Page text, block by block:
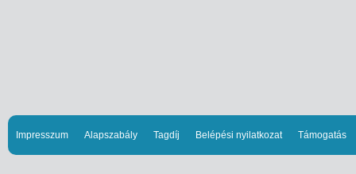
Impresszum Alapszabály Tagdíj Belépési nyilatkozat Támogatás